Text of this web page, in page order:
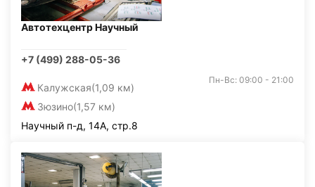
Автотехцентр Научный
+7 (499) 288-05-36
Калужская(1,09 км)
Зюзино(1,57 км)
Пн-Вс: 09:00 - 21:00
Научный п-д, 14А, стр.8